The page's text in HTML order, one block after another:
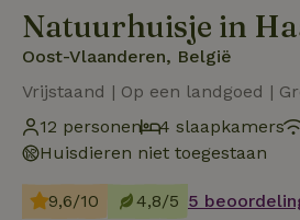
Natuurhuisje in
Oost-Vlaanderen, België
Vrijstaand | Op een landgoed |
12 personen
4 slaapkamers
Huisdieren niet toegestaan
9,6/10 4,8/5 5